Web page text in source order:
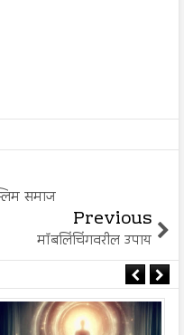
समाज
Previous
मॉबलिंचिंगवरील उपाय